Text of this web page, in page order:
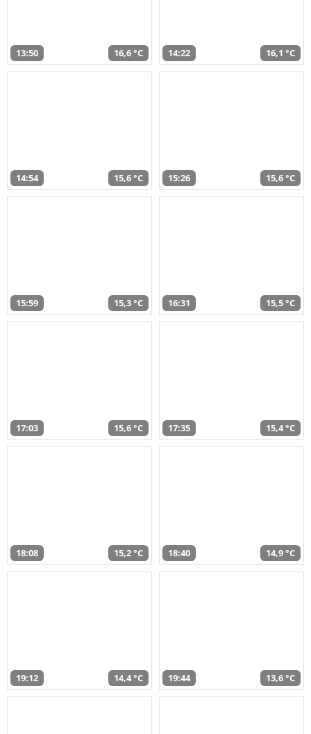
13:50 16,6 °C 14:22 16,1 °C
14:54 15,6 °C 15:26 15,6 °C
15:59 15,3 °C 16:31 15,5 °C
17:03 15,6 °C 17:35 15,4 °C
18:08 15,2 °C 18:40 14,9 °C
19:12 14,4 °C 19:44 13,6 °C